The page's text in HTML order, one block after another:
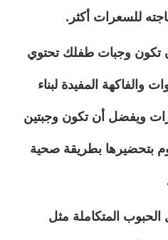
للسعرات أكثر.
تكون وجبات طفلك تحتوي
والفاكهة المفيدة لبناء
ويفضل أن تكون وجبتين
بتحضيرها بطريقة صحية
المتكاملة مثل